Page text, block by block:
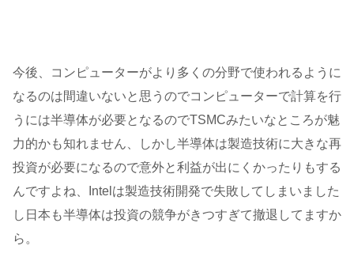
今後、コンピューターがより多くの分野で使われるように
なるのは間違いないと思うのでコンピューターで計算を行
うには半導体が必要となるのでTSMCみたいなところが魅
力的かも知れません、しかし半導体は製造技術に大きな再
投資が必要になるので意外と利益が出にくかったりもする
んですよね、Intelは製造技術開発で失敗してしまいました
し日本も半導体は投資の競争がきつすぎて撤退してますか
ら。